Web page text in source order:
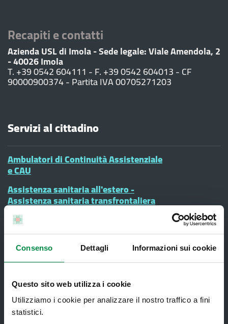
Consenso Dettagli Informazioni sui cookie
Questo sito web utilizza i cookie
Utilizziamo i cookie per analizzare il nostro traffico a fini
statistici.
Recapiti e contatti
Azienda USL di Imola - Sede legale: Viale Amendola, 2
- 40026 Imola
T. +39 0542 604111 - F. +39 0542 604013 - CF
90000900374 - Partita IVA 00705271203
Servizi al cittadino
Ambulatori di Continuità Assistenziale
e CAU
Assistenza sanitaria all'estero -
Assistenza sanitaria transfrontaliera
Consultorio Familiare
Direzione Assistenza Farmaceutica
Medici e Pediatri di Famiglia
Nucleo di Cure Primarie (NCP)